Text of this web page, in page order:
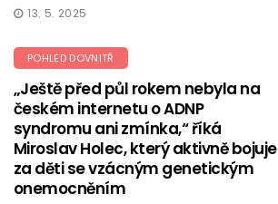
13. 5. 2025
POHLED DOVNITŘ
„Ještě před půl rokem nebyla na
českém internetu o ADNP
syndromu ani zmínka,“ říká
Miroslav Holec, který aktivně bojuje
za děti se vzácným genetickým
onemocněním